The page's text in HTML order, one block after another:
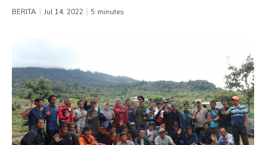
BERITA Jul 14, 2022 5 minutes